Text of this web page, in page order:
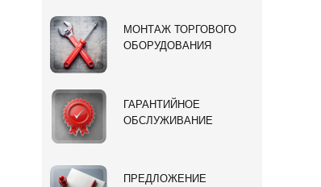
МОНТАЖ ТОРГОВОГО
ОБОРУДОВАНИЯ
ГАРАНТИЙНОЕ
ОБСЛУЖИВАНИЕ
ПРЕДЛОЖЕНИЕ